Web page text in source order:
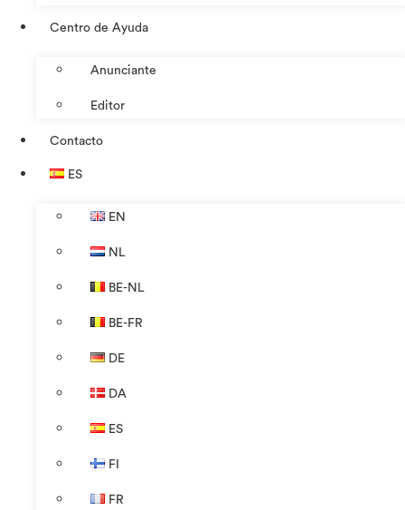
Centro de Ayuda
Anunciante
Editor
Contacto
ES
EN
NL
BE-NL
BE-FR
DE
DA
ES
FI
FR